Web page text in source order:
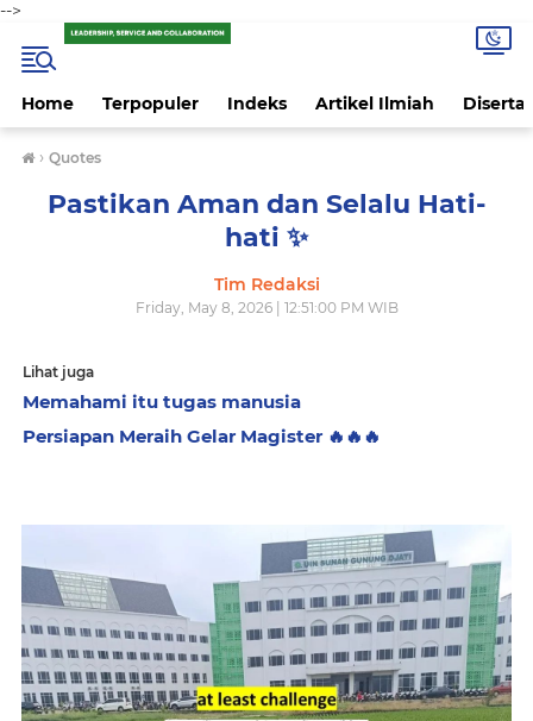
-->
Home Terpopuler Indeks Artikel Ilmiah
› Quotes
Pastikan Aman dan Selalu Hati-
hati ✨️
Tim Redaksi
Friday, May 8, 2026 | 12:51:00 PM WIB
Lihat juga
Memahami itu tugas manusia
Persiapan Meraih Gelar Magister 🔥🔥🔥